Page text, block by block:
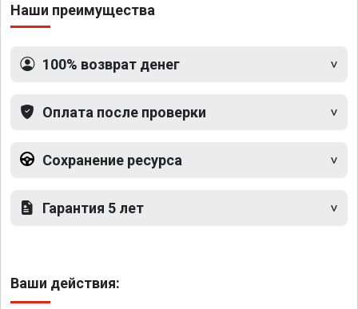
Наши преимущества
100% возврат денег
Оплата после проверки
Сохранение ресурса
Гарантия 5 лет
Ваши действия: